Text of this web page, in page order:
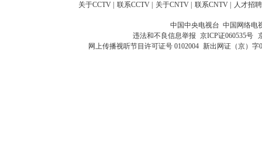
关于CCTV 联系CCTV 关于CNTV 联系CNTV 人才招聘
中国中央电视台 中国网络电
违法和不良信息举报 京ICP证060535号
网上传播视听节目许可证号 0102004 新出网证（京）